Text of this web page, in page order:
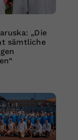
„Die
sämtliche